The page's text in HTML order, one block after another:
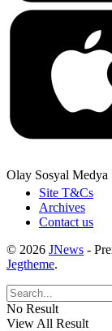
Olay Sosyal Medya
Site T&Cs
Archives
Contact us
© 2026 JNews -
Jegtheme.
No Result
View All Result